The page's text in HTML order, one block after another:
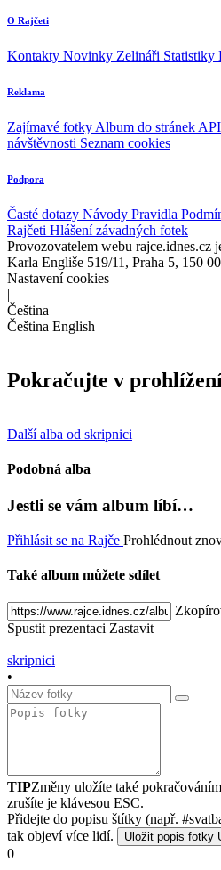
O Rajčeti
Kontakty Novinky Zelináři Statistiky
Reklama
Zajímavé fotky Album do stránek
návštěvnosti Seznam cookies
Podpora
Časté dotazy Návody Pravidla
Rajčeti Hlášení závadných fotek
Provozovatelem webu rajce.idnes.cz
Karla Engliše 519/11, Praha 5, 150
Nastavení cookies
|
Čeština
Čeština English
Pokračujte v
Další alba od skripnici
Podobná alba
Jestli se vám album líbí…
Přihlásit se na Rajče Prohlédnout
Také album můžete sdílet
Spustit prezentaci Zastavit
skripnici
•
TIPZměny uložíte také
zrušíte je klávesou ESC.
Přidejte do popisu štítky (např.
tak objeví více lidí.
Uložit popis fotky
0